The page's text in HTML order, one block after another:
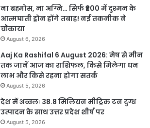
ना ब्रह्मोस, ना अग्नि… सिर्फ ₹200 में दुश्मन के
आत्मघाती ड्रोन होंगे तबाह! नई तकनीक ने
चौंकाया
August 6, 2026
Aaj Ka Rashifal 6 August 2026: मेष से मीन
तक जानें आज का राशिफल, किसे मिलेगा धन
लाभ और किसे रहना होगा सतर्क
August 5, 2026
देश में अव्वलः 38.8 मिलियन मीट्रिक टन दुग्ध
उत्पादन के साथ उत्तर प्रदेश शीर्ष पर
August 5, 2026